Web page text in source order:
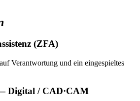
(ZFA)
Verantwortung und ein eingespieltes
Digital / CAD·CAM